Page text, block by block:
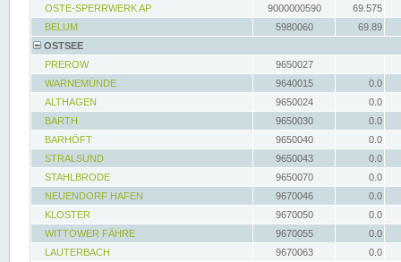
OSTE-SPERRWERK AP
9000000590
69.575
BELUM
5980060
69.89
OSTSEE
PREROW
9650027
WARNEMÜNDE
9640015
0.0
ALTHAGEN
9650024
0.0
BARTH
9650030
0.0
BARHÖFT
9650040
0.0
STRALSUND
9650043
0.0
STAHLBRODE
9650070
0.0
NEUENDORF HAFEN
9670046
0.0
KLOSTER
9670050
0.0
WITTOWER FÄHRE
9670055
0.0
LAUTERBACH
9670063
0.0